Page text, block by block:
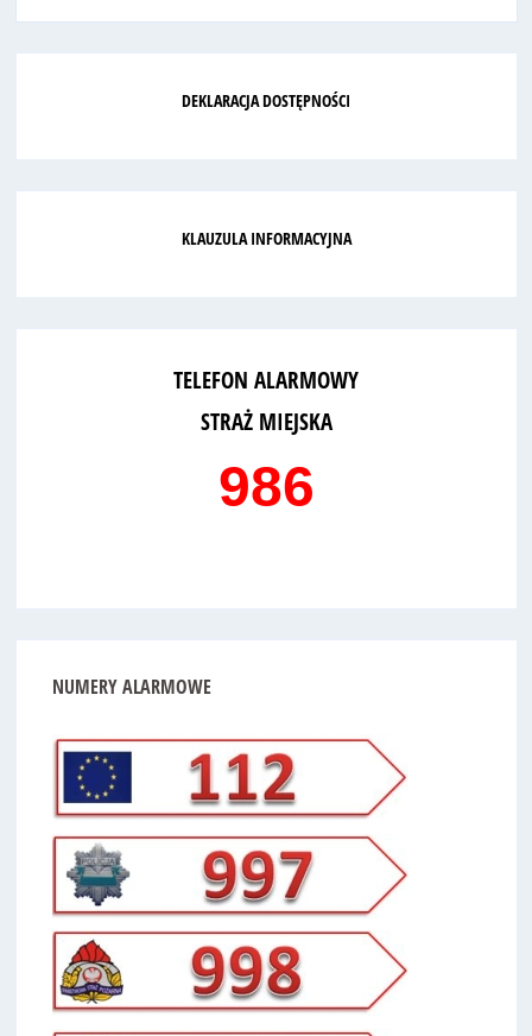
DEKLARACJA DOSTĘPNOŚCI
KLAUZULA INFORMACYJNA
TELEFON ALARMOWY
STRAŻ MIEJSKA
986
NUMERYALARMOWE